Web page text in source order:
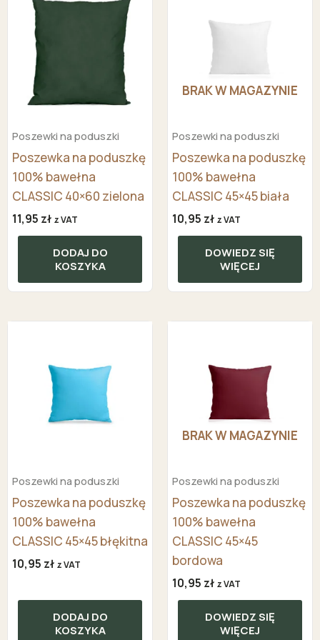
Poszewki na poduszki
Poszewka na poduszkę
100% bawełna
CLASSIC 40×60 zielona
11,95 zł z VAT
DODAJ DO
KOSZYKA
BRAK W MAGAZYNIE
Poszewki na poduszki
Poszewka na poduszkę
100% bawełna
CLASSIC 45×45 biała
10,95 zł z VAT
DOWIEDZ SIĘ
WIĘCEJ
Poszewki na poduszki
Poszewka na poduszkę
100% bawełna
CLASSIC 45×45 błękitna
10,95 zł z VAT
DODAJ DO
KOSZYKA
BRAK W MAGAZYNIE
Poszewki na poduszki
Poszewka na poduszkę
100% bawełna
CLASSIC 45×45
bordowa
10,95 zł z VAT
DOWIEDZ SIĘ
WIĘCEJ